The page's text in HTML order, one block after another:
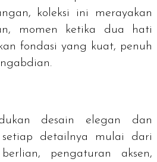
koleksi ini merayakan
momen ketika dua hati
fondasi yang kuat, penuh
desain elegan dan
detailnya mulai dari
pengaturan aksen,